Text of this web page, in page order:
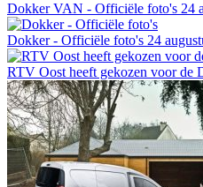
Dokker VAN - Officiële foto's 24
Dokker - Officiële foto's 24
RTV Oost heeft gekozen voor de